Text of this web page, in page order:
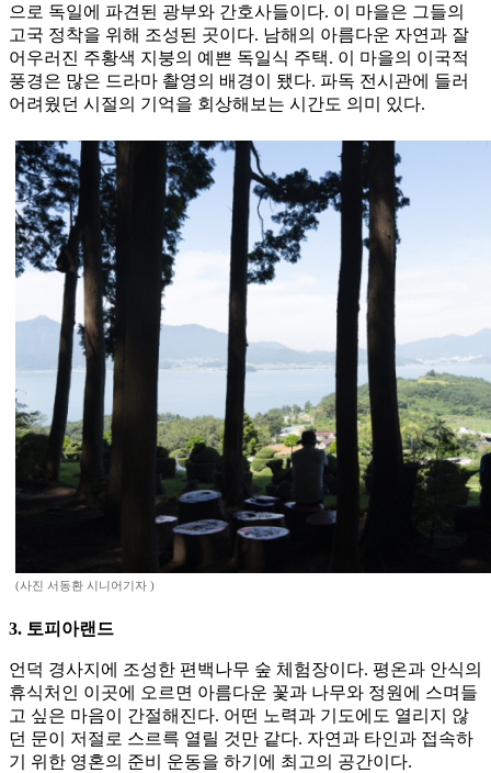
으로 독일에 파견된 광부와 간호사들이다. 이 마을은 그들의
고국 정착을 위해 조성된 곳이다. 남해의 아름다운 자연과 잘
어우러진 주황색 지붕의 예쁜 독일식 주택. 이 마을의 이국적
풍경은 많은 드라마 촬영의 배경이 됐다. 파독 전시관에 들러
어려웠던 시절의 기억을 회상해보는 시간도 의미 있다.
(사진 서동환 시니어기자 )
3. 토피아랜드
언덕 경사지에 조성한 편백나무 숲 체험장이다. 평온과 안식의
휴식처인 이곳에 오르면 아름다운 꽃과 나무와 정원에 스며들
고 싶은 마음이 간절해진다. 어떤 노력과 기도에도 열리지 않
던 문이 저절로 스르륵 열릴 것만 같다. 자연과 타인과 접속하
기 위한 영혼의 준비 운동을 하기에 최고의 공간이다.